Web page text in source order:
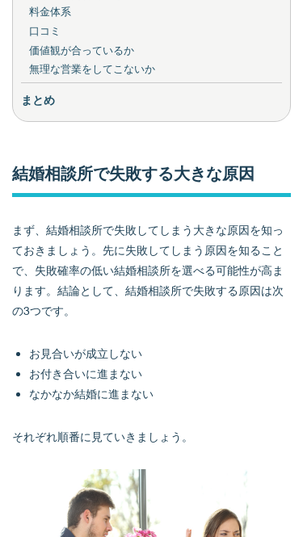
料金体系
口コミ
価値観が合っているか
無理な営業をしてこないか
まとめ
結婚相談所で失敗する大きな原因
まず、結婚相談所で失敗してしまう大きな原因を知っ
ておきましょう。先に失敗してしまう原因を知ること
で、失敗確率の低い結婚相談所を選べる可能性が高ま
ります。結論として、結婚相談所で失敗する原因は次
の3つです。
お見合いが成立しない
お付き合いに進まない
なかなか結婚に進まない
それぞれ順番に見ていきましょう。